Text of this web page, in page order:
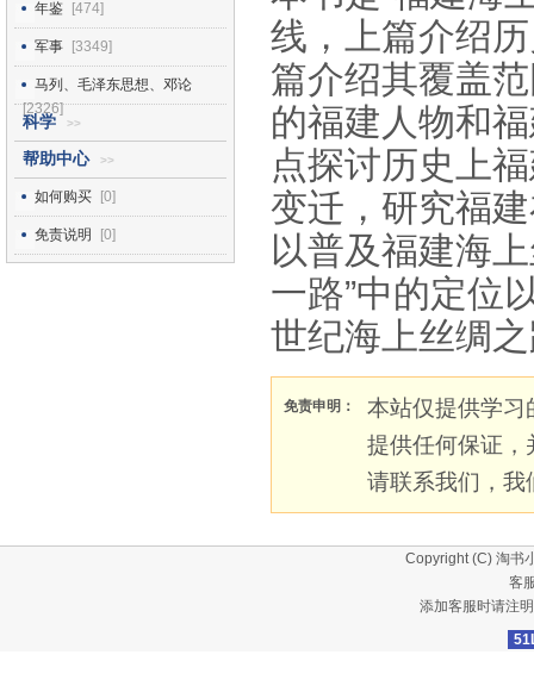
年鉴 [474]
军事 [3349]
马列、毛泽东思想、邓论
[2326]
科学 >>
帮助中心 >>
如何购买 [0]
免责说明 [0]
线，上篇介绍
篇介绍其覆盖
的福建人物和
点探讨历史上
变迁，研究福
以普及福建海
一路”中的定位
世纪海上丝绸
免责申明：
本站仅提供学习
提供任何保证，
请联系我们，我
Copyright (C) 淘书
客
添加客服时请注